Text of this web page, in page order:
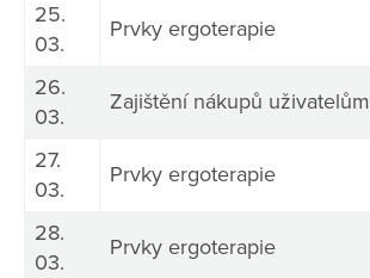
25.
03.
Prvky ergoterapie
26.
03.
Zajištění nákupů uživatelům
27.
03.
Prvky ergoterapie
28.
03.
Prvky ergoterapie